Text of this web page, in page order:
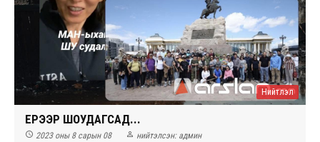
Нийтлэл
ҮЕРЭЭР ШОУДАГСАД...
 2023 оны 8 сарын 08  нийтэлсэн: админ